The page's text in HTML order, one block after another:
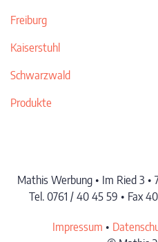
Freiburg
Kaiserstuhl
Schwarzwald
Produkte
Mathis Werbung • Im Ried 3 •
Tel. 0761 / 40 45 59 • Fax
Impressum •